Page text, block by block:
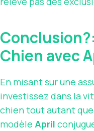
Chien avec
En misant sur une
investissez dans la
chien tout autant
modèle April